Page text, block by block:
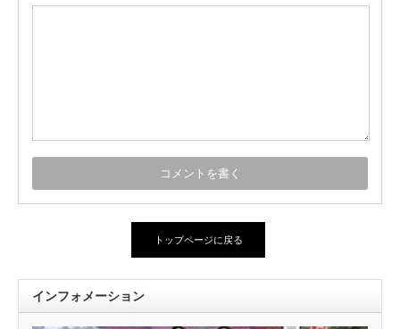
トップページに戻る
インフォメーション